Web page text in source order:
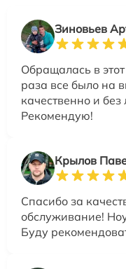
Зиновьев
Обращалась в
раза все было на
качественно и
Рекомендую!
Крылов
Спасибо за
обслуживание!
Буду